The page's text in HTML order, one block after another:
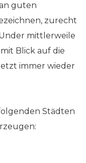
guten
zurecht
mittlerweile
Blick auf die
immer wieder
Städten